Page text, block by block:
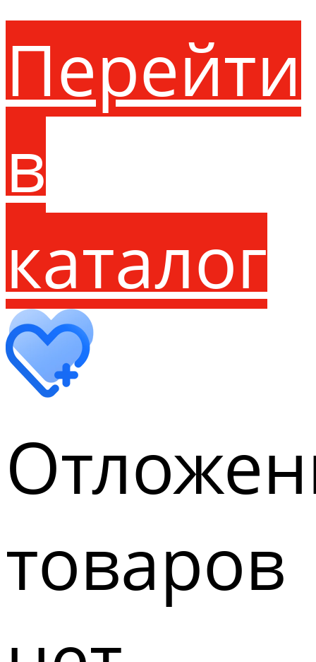
Перейти
в
каталог
товаров